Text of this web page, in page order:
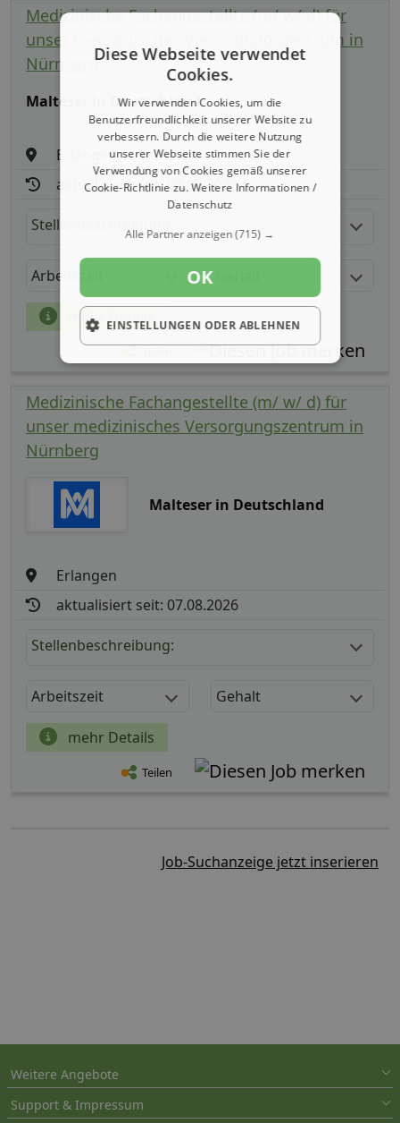
Medizinische Fachangestellte (m/ w/ d) für
unser medizinisches Versorgungszentrum in
Nürnberg
Malteser in Deutschland
Erlangen
aktualisiert seit: 07.08.2026
Stellenbeschreibung:
Arbeitszeit
mehr Details
Medizinische Fachangestellte (m/ w/ d) für
unser medizinisches Versorgungszentrum in
Nürnberg
Malteser in Deutschland
Erlangen
aktualisiert seit: 07.08.2026
Stellenbeschreibung:
Arbeitszeit Gehalt
mehr Details
Teilen
Job-Suchanzeige jetzt inserieren
Weitere Angebote
Support & Impressum
Diese Webseite verwendet
Cookies.
Wir verwenden Cookies, um die
Benutzerfreundlichkeit unserer Website zu
verbessern. Durch die weitere Nutzung
unserer Webseite stimmen Sie der
Verwendung von Cookies gemäß unserer
Cookie-Richtlinie zu.Weitere Informationen /
Datenschutz
Alle Partner anzeigen(715) →
OK
EINSTELLUNGEN ODER ABLEHNEN